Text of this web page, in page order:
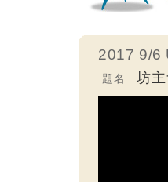
2017 9/6
題名 坊